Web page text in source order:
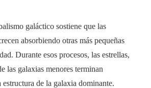
galáctico sostiene que las
absorbiendo otras más pequeñas
Durante esos procesos, las estrellas,
las galaxias menores terminan
estructura de la galaxia dominante.